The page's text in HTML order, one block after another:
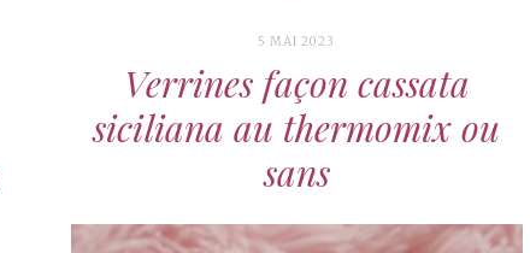
5 MAI 2023
Verrines façon cassata
siciliana au thermomix ou
sans